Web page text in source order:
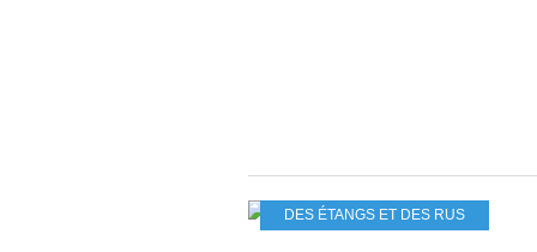
DES ÉTANGS ET DES RUS